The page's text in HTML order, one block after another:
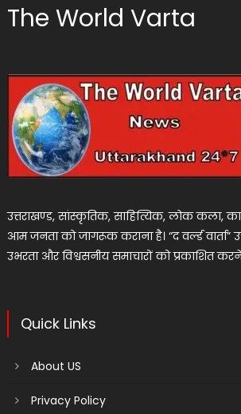
The World Varta
उत्तराखण्ड, सांस्कृतिक, साहित्यिक, लोक कला,
आम जनता को जागरूक कराना है। “द वर्ल्ड वार्ता”
उभरता और विश्वसनीय समाचारों को प्रकाशित
Quick Links
About US
Privacy Policy